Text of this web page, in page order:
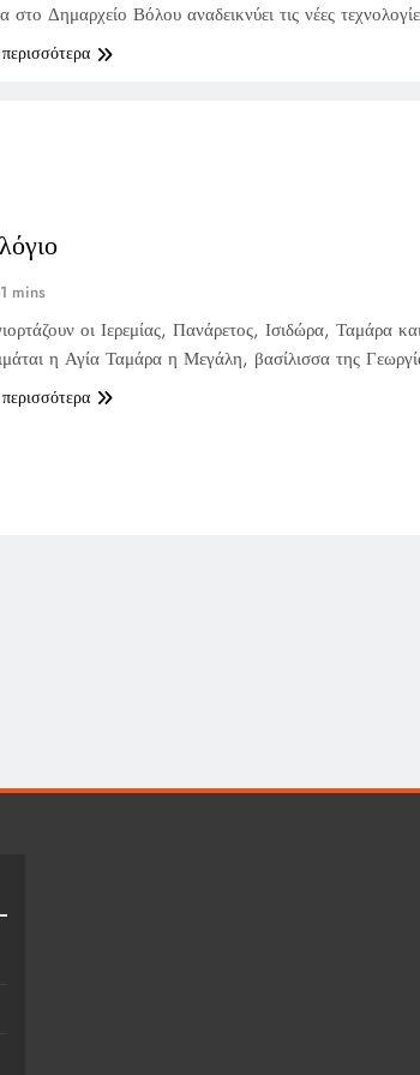
στο Δημαρχείο Βόλου αναδεικνύει τις νέες
1 mins
οι Ιερεμίας, Πανάρετος, Ισιδώρα, Ταμάρα
η Αγία Ταμάρα η Μεγάλη, βασίλισσα της